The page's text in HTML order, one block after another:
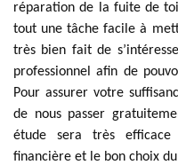
réparation de la fuite de
tout une tâche facile à
très bien fait de
professionnel afin de
Pour assurer votre
de nous passer
étude sera très
financière et le bon choix